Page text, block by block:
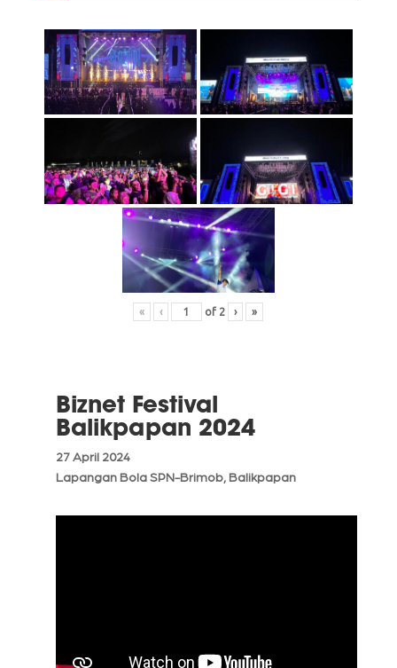
« ‹ of 2 › »
Biznet Festival
Balikpapan 2024
27 April 2024
Lapangan Bola SPN-Brimob, Balikpapan